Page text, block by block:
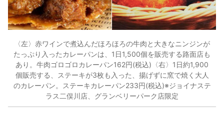
〈左〉赤ワインで煮込んだほろほろの牛肉と大きなニンジンが
たっぷり入ったカレーパンは、1日1,500個を販売する路面店も
あり。牛肉ゴロゴロカレーパン162円(税込)〈右〉1日約1,900
個販売する、ステーキが3枚も入った、揚げずに窯で焼く大人
のカレーパン。ステーキカレーパン233円(税込)※ジョイナステ
ラス二俣川店、グランベリーパーク店限定